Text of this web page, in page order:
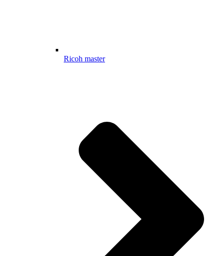
Ricoh master